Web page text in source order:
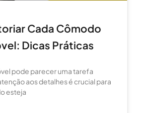
Cada Cômodo
Dicas Práticas
pode parecer uma tarefa
aos detalhes é crucial para
esteja